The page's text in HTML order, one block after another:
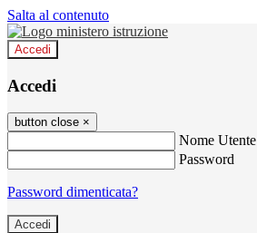
Salta al contenuto
Accedi
Accedi
button close ×
Nome Utente
Password
Password dimenticata?